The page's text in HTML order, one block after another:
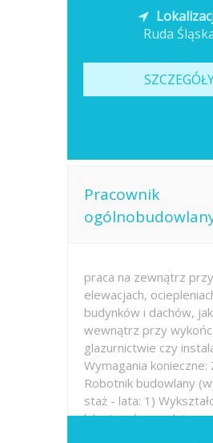
Ruda
Pracownik
praca na zewnątrz przy
elewacjach,
budynków i dachów,
wewnątrz przy
glazurnictwie czy
Wymagania konieczne:
Robotnik budowlany
staż - lata: 1)
lub niepełne